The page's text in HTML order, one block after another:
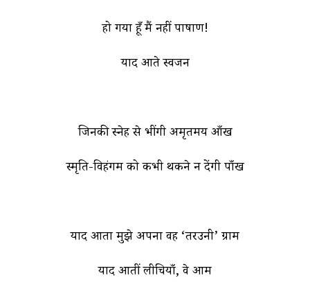
हो गया हूँ मैं नहीं पाषाण!
याद आते स्वजन
जिनकी स्नेह से भींगी अमृतमय आँख
स्मृति-विहंगम को कभी थकने न देंगी पाँख
याद आता मुझे अपना वह ‘तरउनी’ ग्राम
याद आतीं लीचियाँ, वे आम